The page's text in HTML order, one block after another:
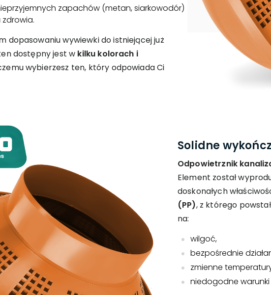
zapachów (metan, siarkowodór)
dopasowaniu wywiewki do istniejącej już
dostępny jest w kilku kolorach i
wybierzesz ten, który odpowiada Ci
Solidne
Odpowietrznik
Element został
doskonałych
(PP), z którego
na:
wilgoć,
bezpośrednie
zmienne
niedogodne